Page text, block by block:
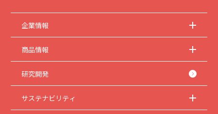
企業情報
商品情報
研究開発
サステナビリティ